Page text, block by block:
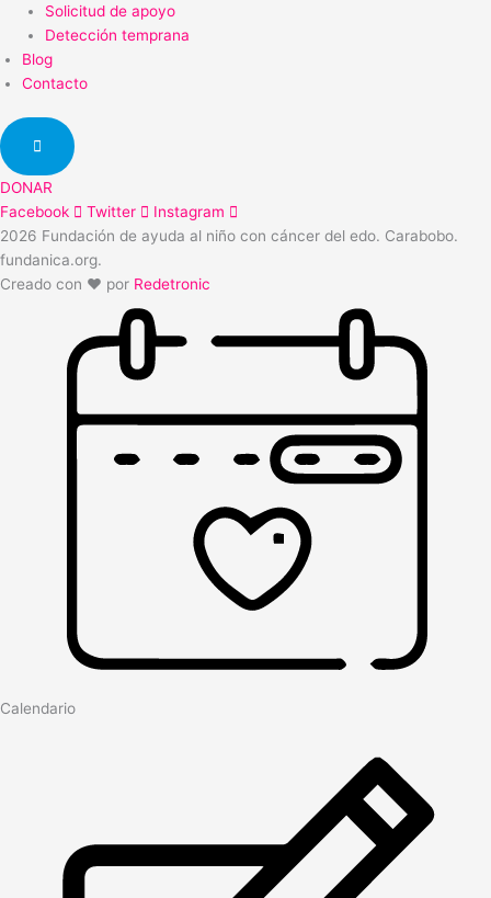
Solicitud de apoyo
Detección temprana
Blog
Contacto
DONAR
Facebook
Twitter
Instagram
2026 Fundación de ayuda al niño con cáncer del edo. Carabobo.
fundanica.org.
Creado con ❤️ por Redetronic
Calendario